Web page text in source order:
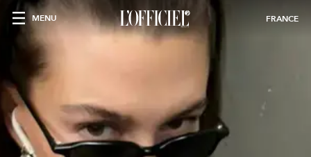
MENU FRANCE